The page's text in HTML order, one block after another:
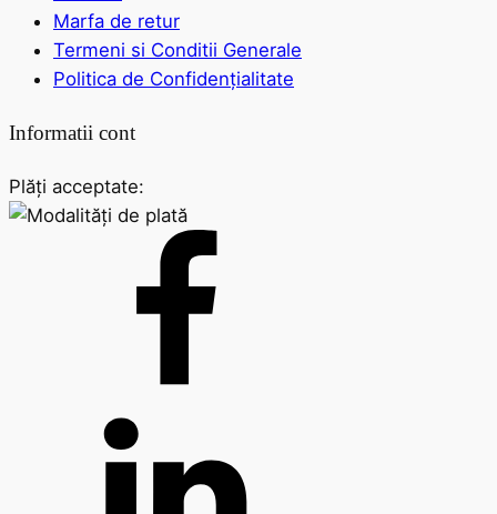
Marfa de retur
Termeni si Conditii Generale
Politica de Confidențialitate
Informatii cont
Plăți acceptate: